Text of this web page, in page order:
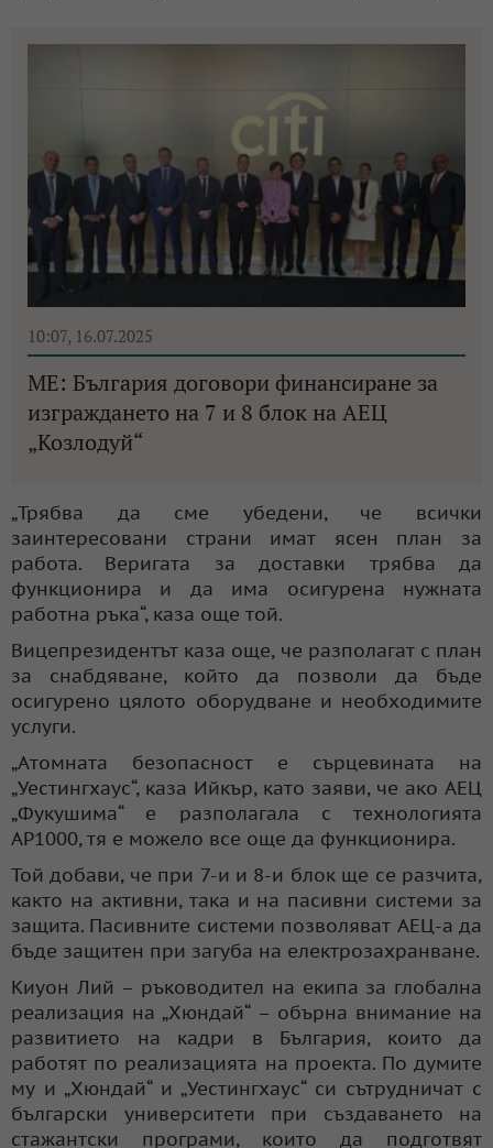
10:07, 16.07.2025
МЕ: България договори финансиране за
изграждането на 7 и 8 блок на АЕЦ
„Козлодуй“
„Трябва да сме убедени, че всички
заинтересовани страни имат ясен план за
работа. Веригата за доставки трябва да
функционира и да има осигурена нужната
работна ръка“, каза още той.
Вицепрезидентът каза още, че разполагат с план
за снабдяване, който да позволи да бъде
осигурено цялото оборудване и необходимите
услуги.
„Атомната безопасност е сърцевината на
„Уестингхаус“, каза Ийкър, като заяви, че ако АЕЦ
„Фукушима“ е разполагала с технологията
AP1000, тя е можело все още да функционира.
Той добави, че при 7-и и 8-и блок ще се разчита,
както на активни, така и на пасивни системи за
защита. Пасивните системи позволяват АЕЦ-а да
бъде защитен при загуба на електрозахранване.
Киуон Лий – ръководител на екипа за глобална
реализация на „Хюндай“ – обърна внимание на
развитието на кадри в България, които да
работят по реализацията на проекта. По думите
му и „Хюндай“ и „Уестингхаус“ си сътрудничат с
български университети при създаването на
стажантски програми, които да подготвят